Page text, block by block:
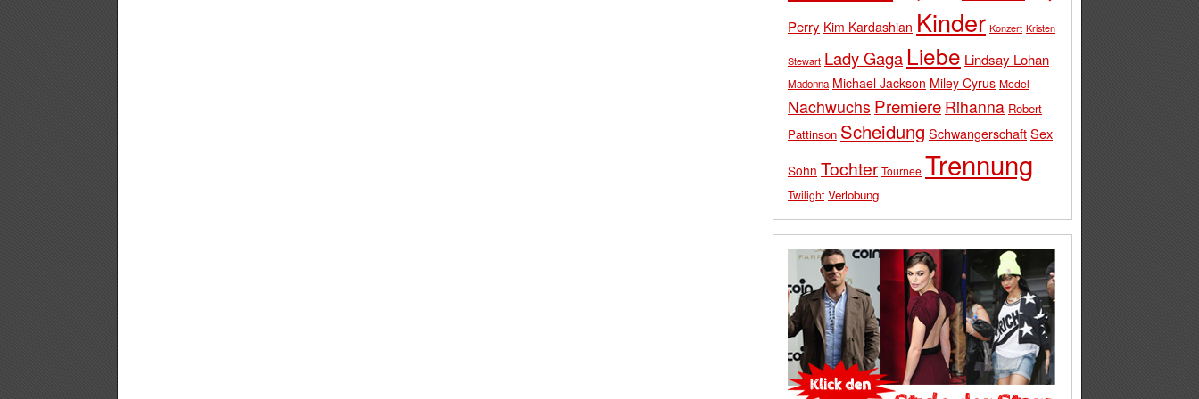
Perry Kim Kardashian Kinder Konzert Kristen
Stewart Lady Gaga Liebe Lindsay Lohan
Madonna Michael Jackson Miley Cyrus Model
Nachwuchs Premiere Rihanna Robert
Pattinson Scheidung SchwangerschaftSex
Sohn Tochter Tournee Trennung
Twilight Verlobung